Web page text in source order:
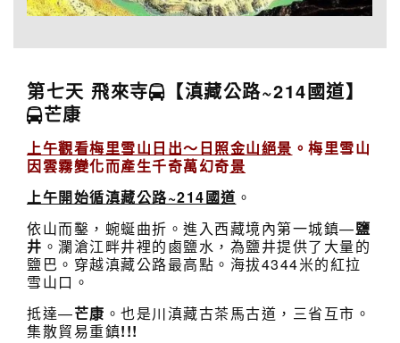
第七天 飛來寺
【滇藏公路~214國道】
芒康
上午觀看梅里雪山日出～日照金山絕景 。梅里雪山
因雲霧變化而產生千奇萬幻奇景
上午開始循滇藏公路~214國道 。
依山而鑿，蜿蜒曲折。進入西藏境內第一城鎮—鹽
井 。瀾滄江畔井裡的鹵鹽水，為鹽井提供了大量的
鹽巴。穿越滇藏公路最高點。海拔4344米的紅拉
雪山口。
抵達—芒康 。也是川滇藏古茶馬古道，三省互市。
集散貿易重鎮!!!